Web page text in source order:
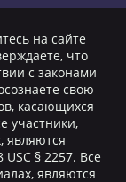
на сайте
что
с законами
свою
касающихся
участники,
являются
§ 2257. Все
являются